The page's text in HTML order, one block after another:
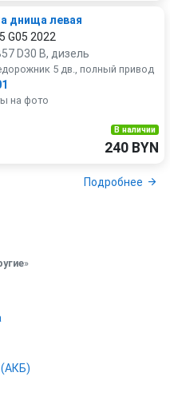
днища левая
G05 2022
D30 B, дизель
5 дв., полный привод
на фото
В наличии
240 BYN
Подробнее
»
(АКБ)